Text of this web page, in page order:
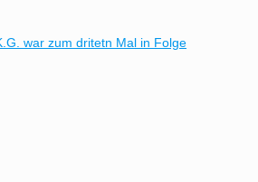
war zum dritetn Mal in Folge